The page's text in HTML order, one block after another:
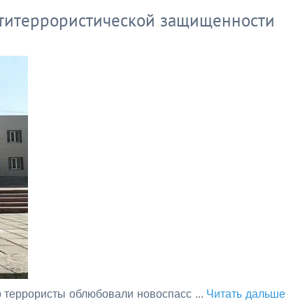
защищенности
облюбовали новоспасс ... Читать дальше